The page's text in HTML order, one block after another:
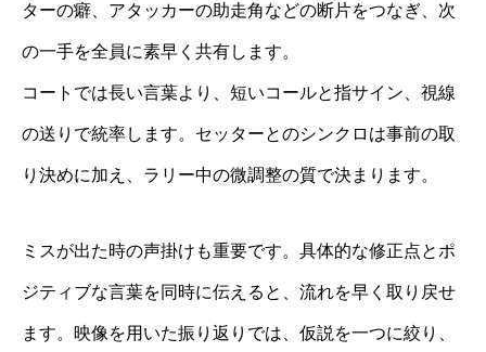
ターの癖、アタッカーの助走角などの断片をつなぎ、次
の一手を全員に素早く共有します。
コートでは長い言葉より、短いコールと指サイン、視線
の送りで統率します。セッターとのシンクロは事前の取
り決めに加え、ラリー中の微調整の質で決まります。
ミスが出た時の声掛けも重要です。具体的な修正点とポ
ジティブな言葉を同時に伝えると、流れを早く取り戻せ
ます。映像を用いた振り返りでは、仮説を一つに絞り、